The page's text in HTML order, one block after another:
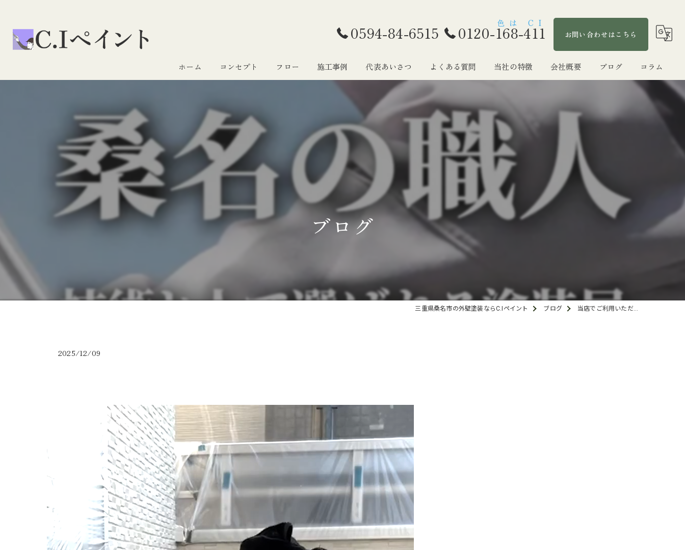
0594-84-6515 0120-168-411 お問い合わせはこちら
ホーム コンセプト フロー 施工事例 代表あいさつ よくある質問 当社の特徴
屋根塗装
雨漏り
マンション
自社施工
会社概要 ブログ コラム
ブログ
三重県桑名市の外壁塗装ならC.Iペイント ブログ 当店でご利用いただ…
2025/12/09